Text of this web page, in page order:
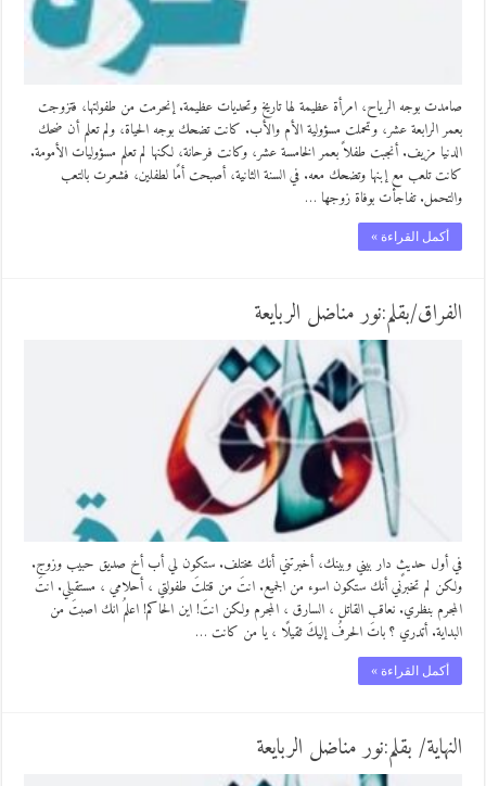
صامدت بوجه الرياح، امرأة عظيمة لها تاريخ وتحديات عظيمة. إنحرمت من طفولتها، فتزوجت
بعمر الرابعة عشر، وتحملت مسؤولية الأم والأب. كانت تضحك بوجه الحياة، ولم تعلم أن ضحك
الدنيا مزيف. أنجبت طفلاً بعمر الخامسة عشر، وكانت فرحانة، لكنها لم تعلم مسؤوليات الأمومة.
كانت تلعب مع إبنها وتضحك معه. في السنة الثانية، أصبحت أمًا لطفلين، فشعرت بالتعب
والتحمل. تفاجأت بوفاة زوجها …
أكمل القراءة »
الفراق/بقلم:نور مناضل الربايعة
في أول حديثٍ دار بيني وبينك، أخبرتني أنك مختلف. ستكون لي أب أخ صديق حبيب وزوج.
ولكن لم تخبرني أنك ستكون اسوء من الجميع. انتَ من قتلتَ طفولتي ، أحلامي ، مستقبلي. انتَ
المجرم بنظري. نعاقب القاتل ، السارق ، المجرم ولكن انتَ! اين الحاكم! اعلمُ انك اصبتَ من
البداية. أتدري ؟ باتَ الحرفُ إليكَ ثقيلًا ، يا من كانت …
أكمل القراءة »
النهاية/ بقلم:نور مناضل الربايعة